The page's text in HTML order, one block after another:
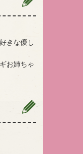
きな優し
お姉ちゃ